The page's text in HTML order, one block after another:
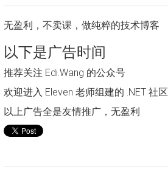
无盈利，不卖课，做纯粹的技术博客
以下是广告时间
推荐关注 Edi.Wang 的公众号
欢迎进入 Eleven 老师组建的 .NET 社区
以上广告全是友情推广，无盈利